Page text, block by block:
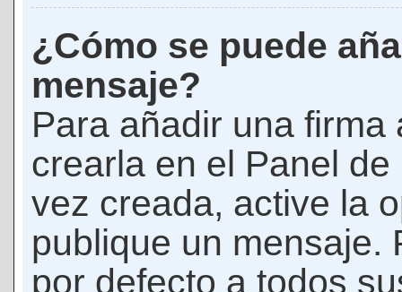
¿Cómo se puede
mensaje?
Para añadir una
crearla en el Panel
vez creada, active la
publique un mensaje.
por defecto a todos